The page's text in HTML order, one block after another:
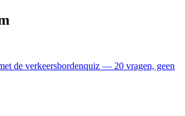
de verkeersbordenquiz — 20 vragen, geen